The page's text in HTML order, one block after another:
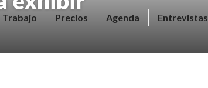
Trabajo Precios Agenda Entrevistas